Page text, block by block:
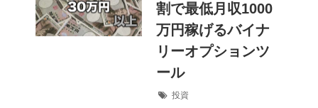
割で最低月収1000
万円稼げるバイナ
リーオプションツ
ール
投資